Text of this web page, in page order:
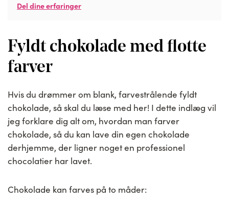
Del dine erfaringer
Fyldt chokolade med flotte
farver
Hvis du drømmer om blank, farvestrålende fyldt
chokolade, så skal du læse med her! I dette indlæg vil
jeg forklare dig alt om, hvordan man farver
chokolade, så du kan lave din egen chokolade
derhjemme, der ligner noget en professionel
chocolatier har lavet.
Chokolade kan farves på to måder: